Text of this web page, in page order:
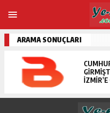
ARAMA SONUÇLARI
İZMIR’E